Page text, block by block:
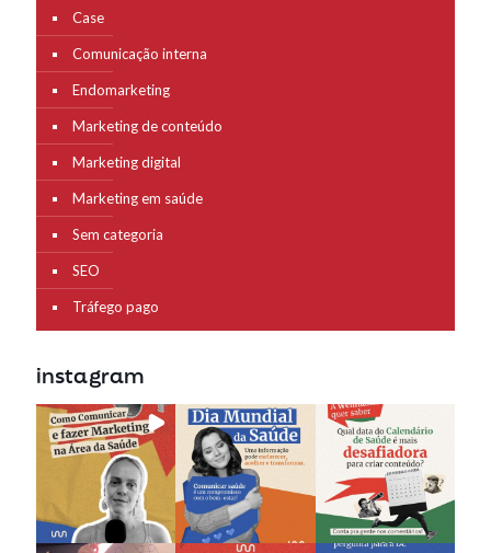
Case
Comunicação interna
Endomarketing
Marketing de conteúdo
Marketing digital
Marketing em saúde
Sem categoria
SEO
Tráfego pago
instagram